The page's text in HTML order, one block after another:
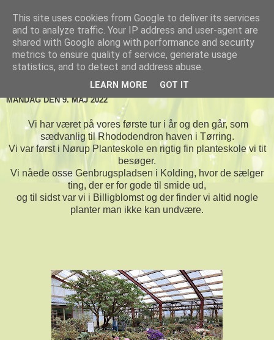
De tre Toftlund haver
MANDAG DEN 9. MAJ 2022
Vi har været på vores første tur i år og den går, som
sædvanlig til Rhododendron haven i Tørring.
Vi var først i Nørup Planteskole en rigtig fin planteskole vi tit
besøger.
Vi nåede osse Genbrugspladsen i Kolding, hvor de sælger
ting, der er for gode til smide ud,
og til sidst var vi i Billigblomst og der finder vi altid nogle
planter man ikke kan undvære.
This site uses cookies from Google to deliver its services
and to analyze traffic. Your IP address and user-agent are
shared with Google along with performance and security
metrics to ensure quality of service, generate usage
statistics, and to detect and address abuse.
LEARN MORE GOT IT